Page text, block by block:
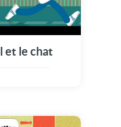
et le chat